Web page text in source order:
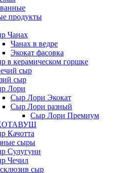
продукты
Чанах
Чанах в ведре
Экокат фасовка
в керамическом горшке
сыр
сыр
Лори
Сыр Лори Экокат
Сыр Лори разный
Сыр Лори Премиум
Качотта
сыры
Сулугуни
Чечил
сыр